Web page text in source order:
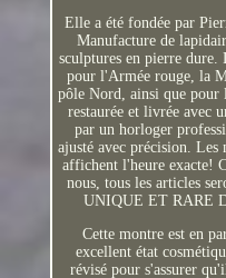
Elle a été fondée par
Manufacture de
sculptures en pierre dure.
pour l'Armée rouge, la
pôle Nord, ainsi que pour
restaurée et livrée avec
par un horloger
ajusté avec précision.
affichent l'heure exacte!
nous, tous les articles
UNIQUE ET RARE
Cette montre est en
excellent état
révisé pour s'assurer